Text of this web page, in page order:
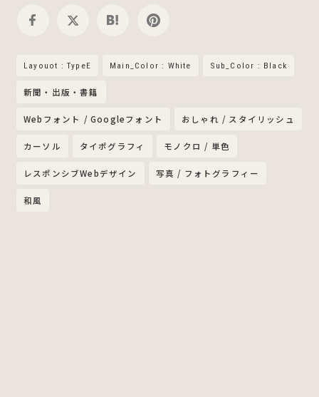
Layouot : TypeE Main_Color : White Sub_Color : Black
新聞・出版・書籍
Webフォント / Googleフォント おしゃれ / スタイリッシュ
カーソル タイポグラフィ モノクロ / 単色
レスポンシブWebデザイン 写真 / フォトグラフィー
和風